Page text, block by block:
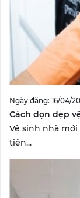
Ngày đăng: 16/04/
Cách dọn dẹp
Vệ sinh nhà
tiên...